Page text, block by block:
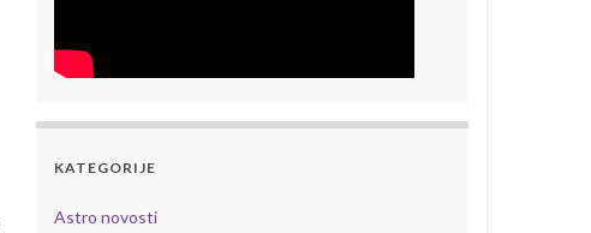
KATEGORIJE
Astro novosti